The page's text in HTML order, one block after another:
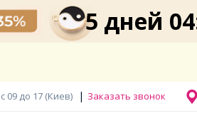
5 дней
c 09 до 17 (Киев) | Заказать звонок